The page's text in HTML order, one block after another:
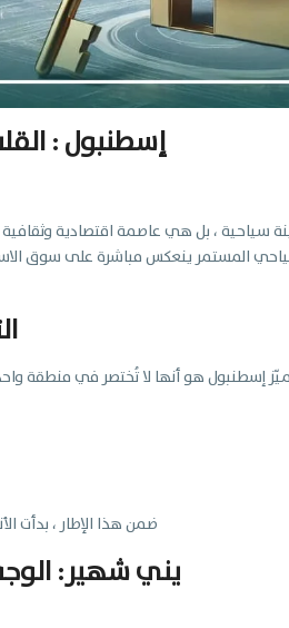
إسطنبول :
سياحية ، بل هي عاصمة اقتصادية وثقافية
المستمر ينعكس مباشرة على سوق
إسطنبول هو أنها لا تُختصر في منطقة
ضمن هذا الإطار ، بدأت
يني شهير: